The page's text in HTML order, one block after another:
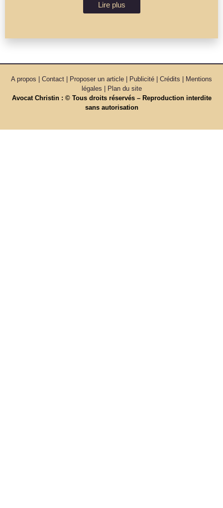
Lire plus
A propos | Contact | Proposer un article | Publicité | Crédits | Mentions
légales |
Plan du site
Avocat Christin : © Tous droits réservés – Reproduction interdite
sans autorisation